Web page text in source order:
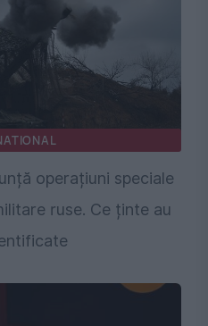
operațiuni speciale
ruse. Ce ținte au